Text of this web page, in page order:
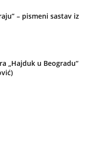
– pismeni sastav iz
„Hajduk u Beogradu“